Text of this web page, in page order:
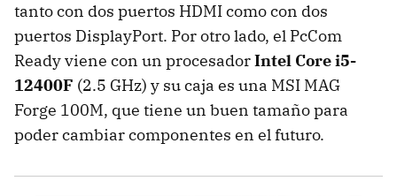
tanto con dos puertos HDMI como con dos
puertos DisplayPort. Por otro lado, el PcCom
Ready viene con un procesadorIntel Core i5-
12400F (2.5 GHz) y su caja es una MSI MAG
Forge 100M, que tiene un buen tamaño para
poder cambiar componentes en el futuro.